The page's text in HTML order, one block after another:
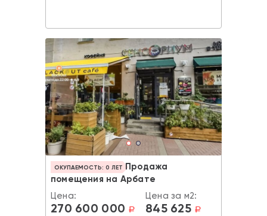
ОКУПАЕМОСТЬ: 0 ЛЕТ Продажа
помещения на Арбате
Цена:
270 600 000 a
Цена за м2:
845 625 a